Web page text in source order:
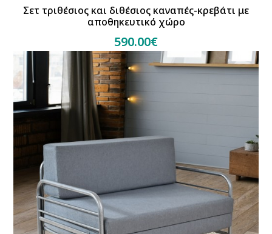
Σετ τριθέσιος και διθέσιος καναπές-κρεβάτι με
αποθηκευτικό χώρο
590.00€